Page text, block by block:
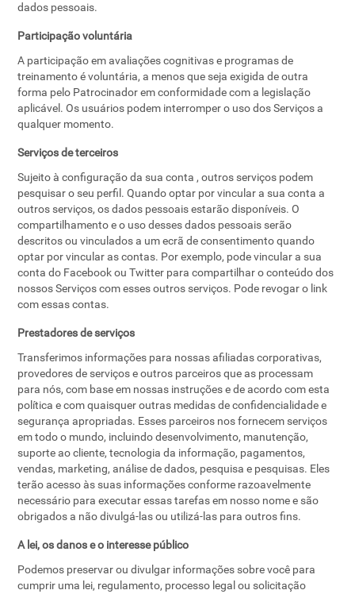
dados pessoais.
Participação voluntária
A participação em avaliações cognitivas e programas de
treinamento é voluntária, a menos que seja exigida de outra
forma pelo Patrocinador em conformidade com a legislação
aplicável. Os usuários podem interromper o uso dos Serviços a
qualquer momento.
Serviços de terceiros
Sujeito à configuração da sua conta , outros serviços podem
pesquisar o seu perfil. Quando optar por vincular a sua conta a
outros serviços, os dados pessoais estarão disponíveis. O
compartilhamento e o uso desses dados pessoais serão
descritos ou vinculados a um ecrã de consentimento quando
optar por vincular as contas. Por exemplo, pode vincular a sua
conta do Facebook ou Twitter para compartilhar o conteúdo dos
nossos Serviços com esses outros serviços. Pode revogar o link
com essas contas.
Prestadores de serviços
Transferimos informações para nossas afiliadas corporativas,
provedores de serviços e outros parceiros que as processam
para nós, com base em nossas instruções e de acordo com esta
política e com quaisquer outras medidas de confidencialidade e
segurança apropriadas. Esses parceiros nos fornecem serviços
em todo o mundo, incluindo desenvolvimento, manutenção,
suporte ao cliente, tecnologia da informação, pagamentos,
vendas, marketing, análise de dados, pesquisa e pesquisas. Eles
terão acesso às suas informações conforme razoavelmente
necessário para executar essas tarefas em nosso nome e são
obrigados a não divulgá-las ou utilizá-las para outros fins.
A lei, os danos e o interesse público
Podemos preservar ou divulgar informações sobre você para
cumprir uma lei, regulamento, processo legal ou solicitação